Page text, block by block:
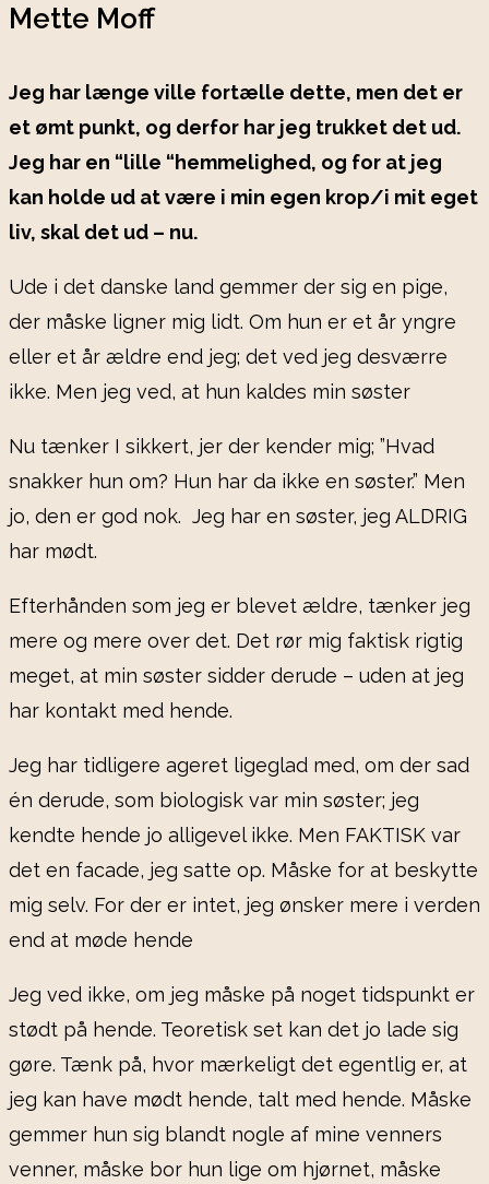
Mette Moff
Jeg har længe ville fortælle dette, men det er
et ømt punkt, og derfor har jeg trukket det ud.
Jeg har en “lille “hemmelighed, og for at jeg
kan holde ud at være i min egen krop/i mit eget
liv, skal det ud – nu.
Ude i det danske land gemmer der sig en pige,
der måske ligner mig lidt. Om hun er et år yngre
eller et år ældre end jeg; det ved jeg desværre
ikke. Men jeg ved, at hun kaldes min søster
Nu tænker I sikkert, jer der kender mig; ”Hvad
snakker hun om? Hun har da ikke en søster.” Men
jo, den er god nok. Jeg har en søster, jeg ALDRIG
har mødt.
Efterhånden som jeg er blevet ældre, tænker jeg
mere og mere over det. Det rør mig faktisk rigtig
meget, at min søster sidder derude – uden at jeg
har kontakt med hende.
Jeg har tidligere ageret ligeglad med, om der sad
én derude, som biologisk var min søster; jeg
kendte hende jo alligevel ikke. Men FAKTISK var
det en facade, jeg satte op. Måske for at beskytte
mig selv. For der er intet, jeg ønsker mere i verden
end at møde hende
Jeg ved ikke, om jeg måske på noget tidspunkt er
stødt på hende. Teoretisk set kan det jo lade sig
gøre. Tænk på, hvor mærkeligt det egentlig er, at
jeg kan have mødt hende, talt med hende. Måske
gemmer hun sig blandt nogle af mine venners
venner, måske bor hun lige om hjørnet, måske